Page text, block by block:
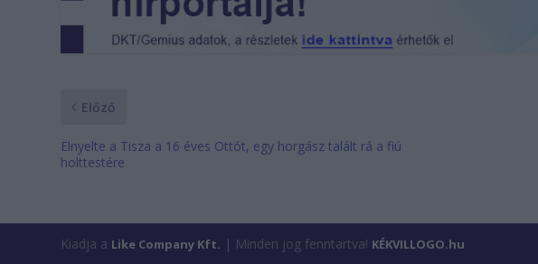
Előző
Elnyelte a Tisza a 16 éves Ottót, egy horgász talált rá a fiú
holttestére
Kiadja a Like Company Kft. | Minden jog fenntartva! KÉKVILLOGO.hu